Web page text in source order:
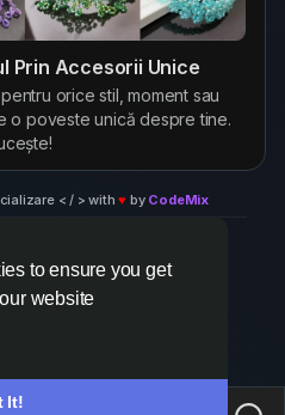
to ensure you get
website
It!
Prin Accesorii Unice
orice stil, moment sau
o poveste unică despre tine.
< / > with♥ by CodeMix